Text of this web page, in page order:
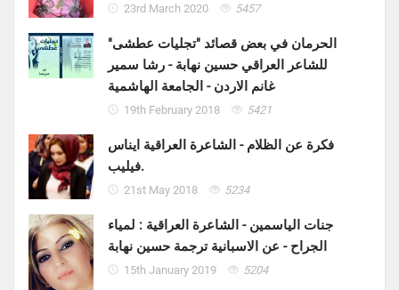
23rd March 2020 5457
الحرمان في بعض قصائد "تجليات عطشى"
للشاعر العراقي حسين نهابة - رشا سمير
غانم الاردن - الجامعة الهاشمية
19th February 2018 5421
فكرة عن الظلام - الشاعرة العراقية ايناس
فيليب.
21st May 2018 5234
جنات الياسمين - الشاعرة العراقية : لمياء
الجراح - عن الاسبانية ترجمة حسين نهابة
15th January 2019 5204